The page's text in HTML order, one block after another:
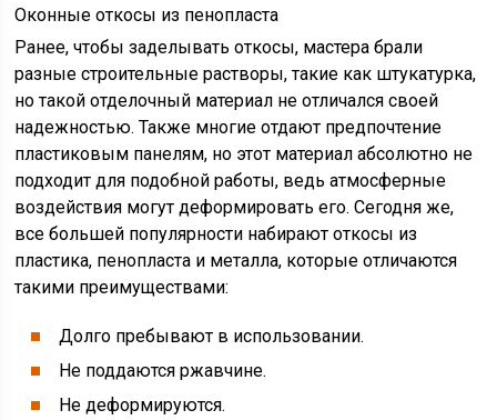
Оконные откосы из пенопласта
Ранее, чтобы заделывать откосы, мастера брали
разные строительные растворы, такие как штукатурка,
но такой отделочный материал не отличался своей
надежностью. Также многие отдают предпочтение
пластиковым панелям, но этот материал абсолютно не
подходит для подобной работы, ведь атмосферные
воздействия могут деформировать его. Сегодня же,
все большей популярности набирают откосы из
пластика, пенопласта и металла, которые отличаются
такими преимуществами:
Долго пребывают в использовании.
Не поддаются ржавчине.
Не деформируются.